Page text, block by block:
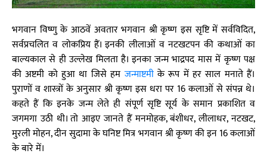
भगवान विष्णु के आठवें अवतार भगवान श्री कृष्ण इस सृष्टि में सर्वविदित,
सर्वप्रचलित व लोकप्रिय हैं। इनकी लीलाओं व नटखटपन की कथाओं का
बाल्यकाल से ही उल्लेख मिलता है। इनका जन्म भाद्रपद मास में कृष्ण पक्ष
की अष्टमी को हुआ था जिसे हमजन्माष्टमीके रूप में हर साल मनाते हैं।
पुराणों व शास्त्रों के अनुसार श्री कृष्ण इस धरा पर 16 कलाओं से संपन्न थे।
कहते हैं कि इनके जन्म लेते ही संपूर्ण सृष्टि सूर्य के समान प्रकाशित व
जगमगा उठी थी। तो आइए जानते हैं मनमोहक, बंशीधर, लीलाधर, नटखट,
मुरली मोहन, दीन सुदामा के घनिष्ट मित्र भगवान श्री कृष्ण की इन 16 कलाओं
के बारे में।